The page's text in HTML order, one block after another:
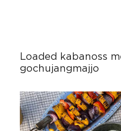
Loaded kabanoss
gochujangmajjo